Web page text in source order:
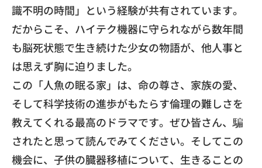
識不明の時間」という経験が共有されています。
だからこそ、 ハイテク機器に守られながら数年間
も脳死状態で生き続けた少女の物語が、他人事と
は思えず胸に迫りました。
​この「人魚の眠る家」は、命の尊さ、家族の愛、
そして科学技術の進歩がもたらす倫理の難しさを
教えてくれる最高のドラマです。ぜひ皆さん、騙
されたと思って読んでみてください。そしてこの
機会に、 子供の臓器移植について、生きることの